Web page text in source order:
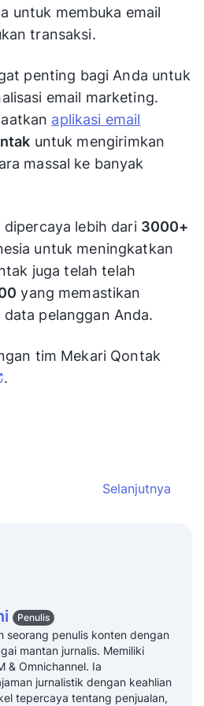
untuk membuka email
transaksi.
penting bagi Anda untuk
email marketing.
aplikasi email
untuk mengirimkan
massal ke banyak
lebih dari 3000+
untuk meningkatkan
juga telah telah
yang memastikan
pelanggan Anda.
tim Mekari Qontak
.
Selanjutnya
Penulis
seorang penulis konten dengan
mantan jurnalis. Memiliki
& Omnichannel. Ia
jurnalistik dengan keahlian
tepercaya tentang penjualan,